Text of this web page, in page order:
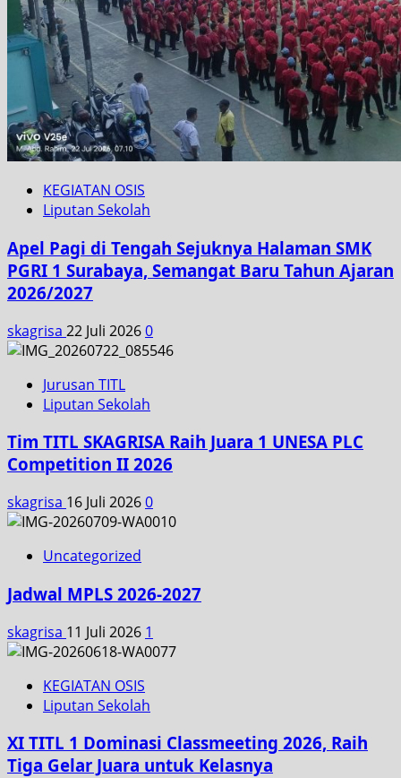
KEGIATAN OSIS
Liputan Sekolah
Apel Pagi di Tengah Sejuknya Halaman SMK
PGRI 1 Surabaya, Semangat Baru Tahun Ajaran
2026/2027
skagrisa 22 Juli 20260
Jurusan TITL
Liputan Sekolah
Tim TITL SKAGRISA Raih Juara 1 UNESA PLC
Competition II 2026
skagrisa 16 Juli 20260
Uncategorized
Jadwal MPLS 2026-2027
skagrisa 11 Juli 2026 1
KEGIATAN OSIS
Liputan Sekolah
XI TITL 1 Dominasi Classmeeting 2026, Raih
Tiga Gelar Juara untuk Kelasnya